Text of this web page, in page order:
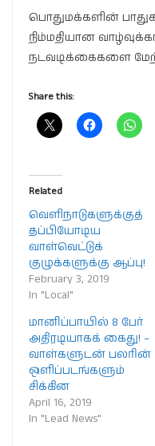
பொதுமக்களின்
நிம்மதியான
நடவடிக்கைகளை
Share this:
Related
வெளிநாடுகளுக்குத்
தப்பியோடிய
வாள்வெட்டுக்
குழுக்களுக்கு ஆப்பு!
February 3, 2019
In "Local"
மானிப்பாயில் 8 பேர்
அதிரடியாகக் கைது! –
வாள்களுடன் பலரின்
ஒளிப்படங்களும்
சிக்கின
April 16, 2019
In "Lead News"